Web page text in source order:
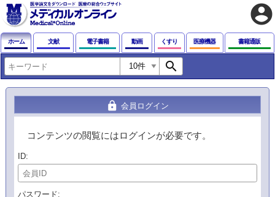
account_circle
ホーム 文献 電子書籍 動画 くすり 医療機器 書籍通販
search
lock 会員ログイン
コンテンツの閲覧にはログインが必要です。
ID
パスワード